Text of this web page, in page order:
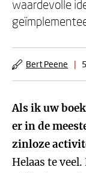
waardevolle
Bert Peene |
Als ik uw
er in de
zinloze
Helaas te